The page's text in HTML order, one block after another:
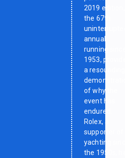
2019 edition,
the 67th
annual
running
1953,
a resounding
of why the
event has
endured.
Rolex, a
supporter of
yachting
the 1950s,